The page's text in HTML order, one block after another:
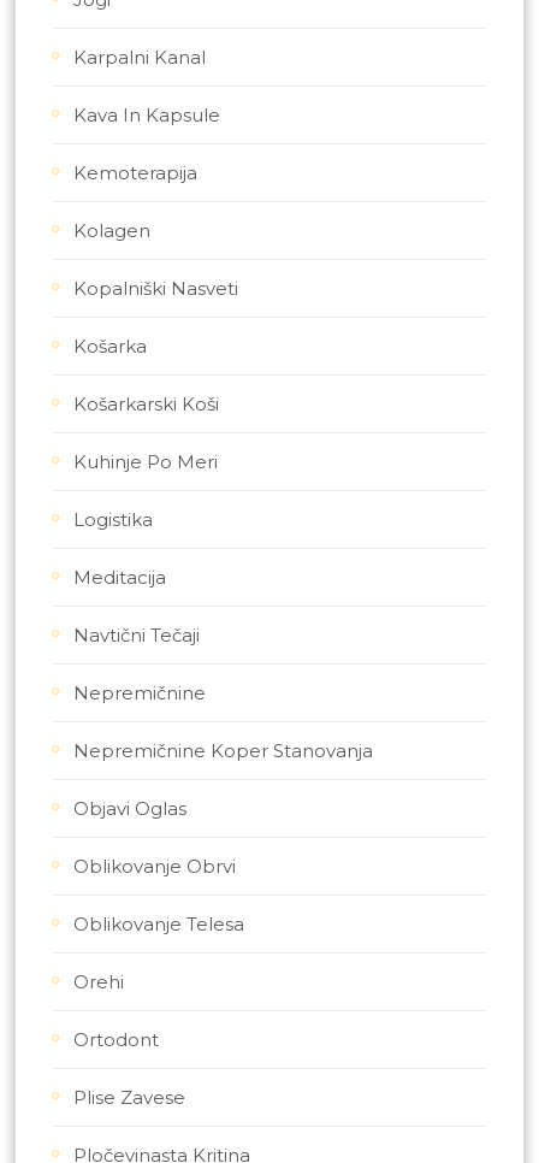
Karpalni Kanal
Kava In Kapsule
Kemoterapija
Kolagen
Kopalniški Nasveti
Košarka
Košarkarski Koši
Kuhinje Po Meri
Logistika
Meditacija
Navtični Tečaji
Nepremičnine
Nepremičnine Koper Stanovanja
Objavi Oglas
Oblikovanje Obrvi
Oblikovanje Telesa
Orehi
Ortodont
Plise Zavese
Pločevinasta Kritina